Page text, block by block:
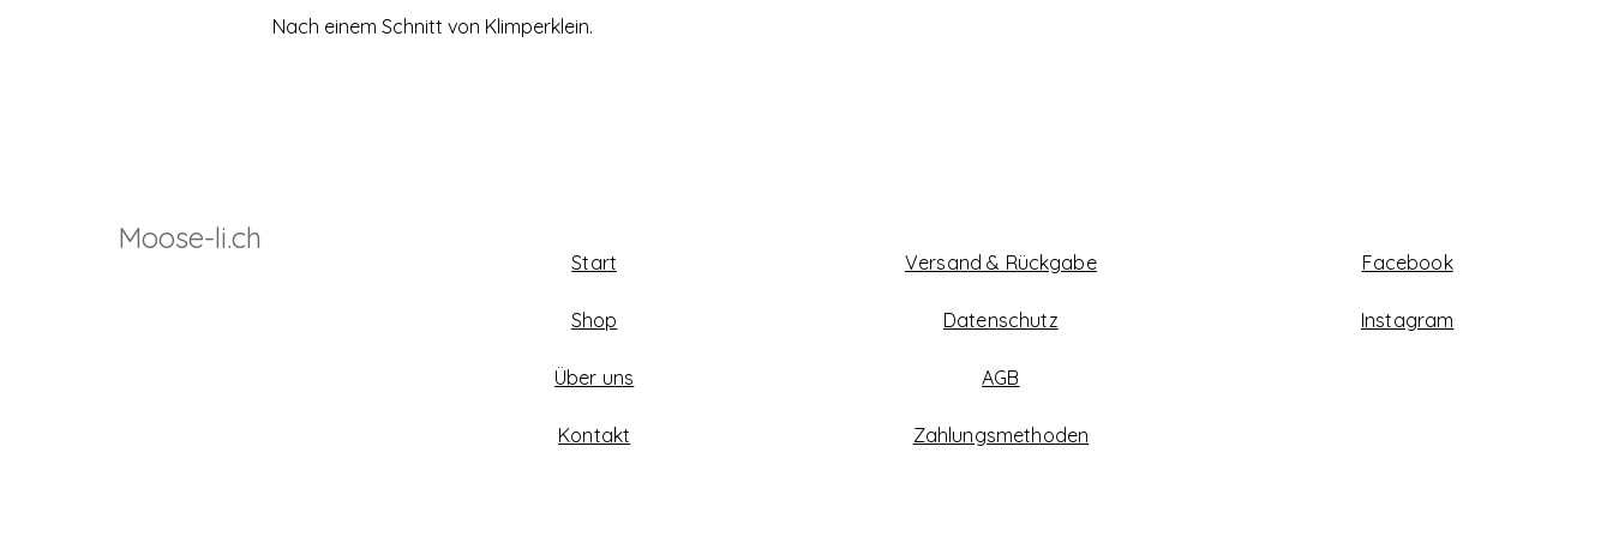
Nach einem Schnitt von Klimperklein.
Moose-li.ch
Start
Shop
Über uns
Kontakt
Versand & Rückgabe
Datenschutz
AGB
Zahlungsmethoden
Facebook
Instagram